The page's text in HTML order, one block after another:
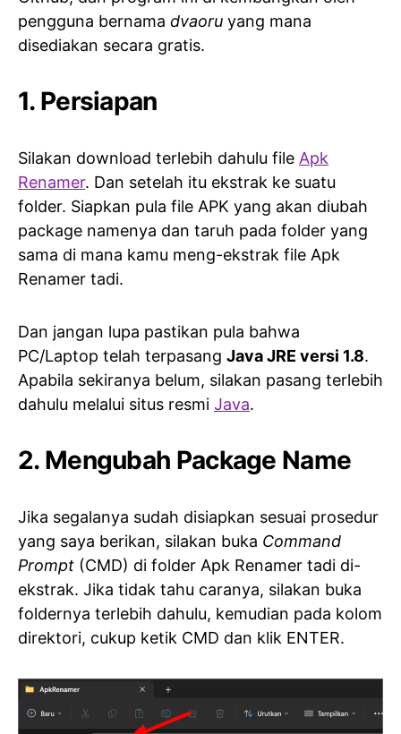
pengguna bernama dvaoru yang mana
disediakan secara gratis.
1. Persiapan
Silakan download terlebih dahulu file Apk
Renamer. Dan setelah itu ekstrak ke suatu
folder. Siapkan pula file APK yang akan diubah
package namenya dan taruh pada folder yang
sama di mana kamu meng-ekstrak file Apk
Renamer tadi.
Dan jangan lupa pastikan pula bahwa
PC/Laptop telah terpasang Java JRE versi 1.8.
Apabila sekiranya belum, silakan pasang terlebih
dahulu melalui situs resmi Java.
2. Mengubah Package Name
Jika segalanya sudah disiapkan sesuai prosedur
yang saya berikan, silakan buka Command
Prompt (CMD) di folder Apk Renamer tadi di-
ekstrak. Jika tidak tahu caranya, silakan buka
foldernya terlebih dahulu, kemudian pada kolom
direktori, cukup ketik CMD dan klik ENTER.